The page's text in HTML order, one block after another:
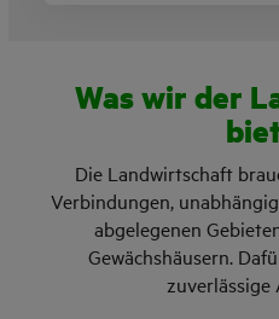
Was wir der
Die Landwirtschaft
Verbindungen,
abgelegenen
Gewächshäusern.
zuverlässige